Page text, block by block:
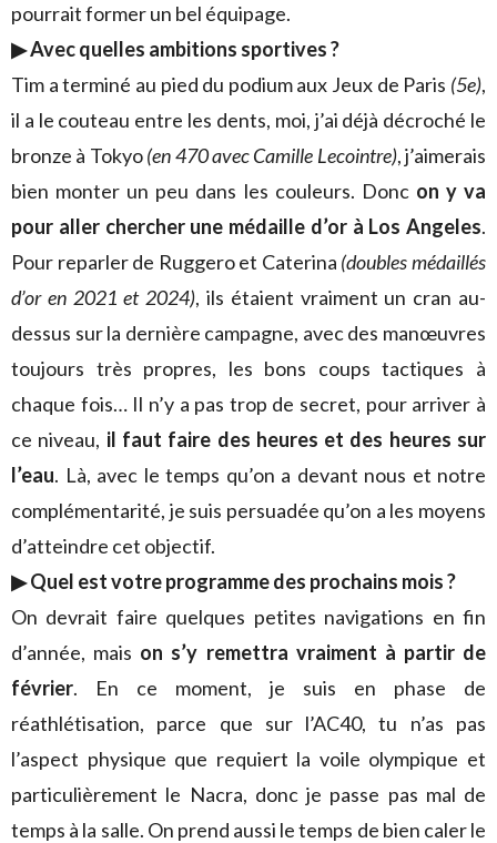
pourrait former un bel équipage.
▶ Avec quelles ambitions sportives ?
Tim a terminé au pied du podium aux Jeux de Paris (5e),
il a le couteau entre les dents, moi, j’ai déjà décroché le
bronze à Tokyo(en 470 avec Camille Lecointre), j’aimerais
bien monter un peu dans les couleurs. Donc on y va
pour aller chercher une médaille d’or à Los Angeles.
Pour reparler de Ruggero et Caterina (doubles médaillés
d’or en 2021 et 2024), ils étaient vraiment un cran au-
dessus sur la dernière campagne, avec des manœuvres
toujours très propres, les bons coups tactiques à
chaque fois… Il n’y a pas trop de secret, pour arriver à
ce niveau, il faut faire des heures et des heures sur
l’eau. Là, avec le temps qu’on a devant nous et notre
complémentarité, je suis persuadée qu’on a les moyens
d’atteindre cet objectif.
▶ Quel est votre programme des prochains mois ?
On devrait faire quelques petites navigations en fin
d’année, mais on s’y remettra vraiment à partir de
février. En ce moment, je suis en phase de
réathlétisation, parce que sur l’AC40, tu n’as pas
l’aspect physique que requiert la voile olympique et
particulièrement le Nacra, donc je passe pas mal de
temps à la salle. On prend aussi le temps de bien caler le